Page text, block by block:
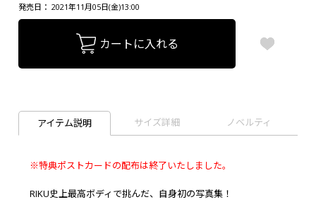
発売日： 2021年11月05日(金)13:00
カートに入れる
アイテム説明 サイズ詳細 ノベルティ
※特典ポストカードの配布は終了いたしました。
RIKU史上最高ボディで挑んだ、自身初の写真集！